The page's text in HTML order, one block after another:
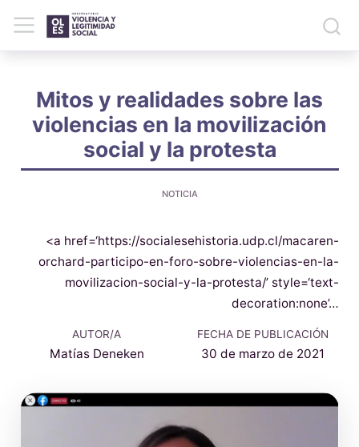
Mitos y realidades sobre las
violencias en la movilización
social y la protesta
NOTICIA
<a href=‘https://socialesehistoria.udp.cl/macaren-
orchard-participo-en-foro-sobre-violencias-en-la-
movilizacion-social-y-la-protesta/’ style=‘text-
decoration:none’…
AUTOR/A
Matías Deneken
FECHA DE PUBLICACIÓN
30 de marzo de 2021